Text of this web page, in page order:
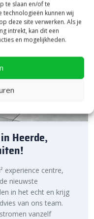
te slaan en/of te
kunnen wij
deze site verwerken. Als je
intrekt, kan dit een
en mogelijkheden.
Heerde,
experience centre,
nieuwste
in het echt en krijg
van ons team.
vanzelf